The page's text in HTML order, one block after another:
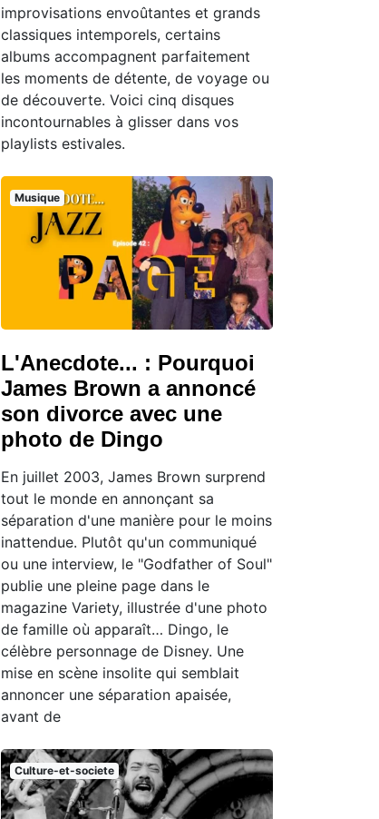
improvisations envoûtantes et grands
classiques intemporels, certains
albums accompagnent parfaitement
les moments de détente, de voyage ou
de découverte. Voici cinq disques
incontournables à glisser dans vos
playlists estivales.
Musique
L'Anecdote... : Pourquoi
James Brown a annoncé
son divorce avec une
photo de Dingo
En juillet 2003, James Brown surprend
tout le monde en annonçant sa
séparation d'une manière pour le moins
inattendue. Plutôt qu'un communiqué
ou une interview, le "Godfather of Soul"
publie une pleine page dans le
magazine Variety, illustrée d'une photo
de famille où apparaît… Dingo, le
célèbre personnage de Disney. Une
mise en scène insolite qui semblait
annoncer une séparation apaisée,
avant de
Culture-et-societe